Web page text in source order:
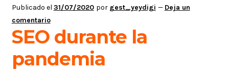
Publicado el 31/07/2020 por gest_yeydigi — Deja un
comentario
SEO durante la
pandemia